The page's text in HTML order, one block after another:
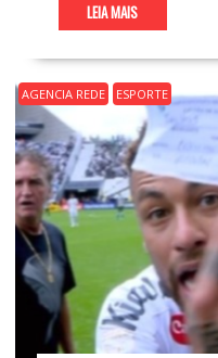
LEIA MAIS
AGENCIA REDE ESPORTE